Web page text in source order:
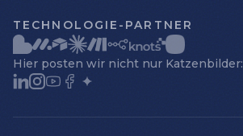
TECHNOLOGIE-PARTNER
Hier posten wir nicht nur Katzenbilder: